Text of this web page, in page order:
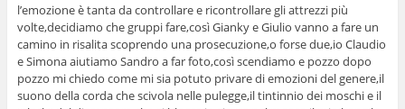
l’emozione è tanta da controllare e ricontrollare gli attrezzi più
volte,decidiamo che gruppi fare,così Gianky e Giulio vanno a fare un
camino in risalita scoprendo una prosecuzione,o forse due,io Claudio
e Simona aiutiamo Sandro a far foto,così scendiamo e pozzo dopo
pozzo mi chiedo come mi sia potuto privare di emozioni del genere,il
suono della corda che scivola nelle pulegge,il tintinnio dei moschi e il